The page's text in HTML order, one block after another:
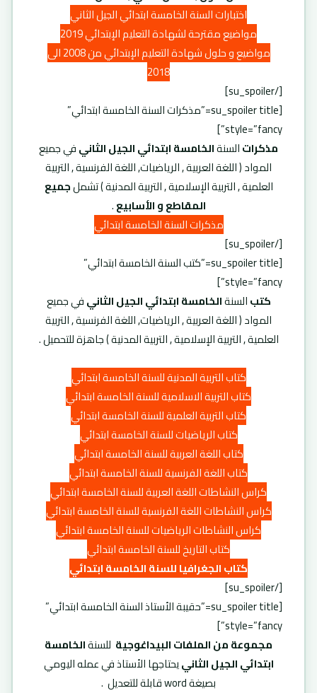
اختبارات السنة الخامسة ابتدائي الجيل الثاني
مواضيع مقترحة لشهادة التعليم الإبتدائي 2019
مواضيع و حلول شهادة التعليم الإبتدائي من 2008 الى
2018
[/su_spoiler]
[su_spoiler title=”مذكرات السنة الخامسة ابتدائي”
style=”fancy”]
مذكراتالسنةالخامسة ابتدائي الجيل الثانيفي جميع
المواد ( اللغة العربية , الرياضيات, اللغة الفرنسية , التربية
العلمية , التربية الإسلامية , التربية المدنية ) تشملجميع
المقاطع و الأسابيع.
مذكرات السنة الخامسة ابتدائي
[/su_spoiler]
[su_spoiler title=”كتب السنة الخامسة ابتدائي”
style=”fancy”]
كتبالسنةالخامسة ابتدائي الجيل الثانيفي جميع
المواد ( اللغة العربية , الرياضيات, اللغة الفرنسية , التربية
العلمية , التربية الإسلامية , التربية المدنية ) جاهزة للتحميل .
كتاب التربية المدنية للسنة الخامسة ابتدائي
كتاب التربية الاسلامية للسنة الخامسة ابتدائي
كتاب التربية العلمية للسنة الخامسة ابتدائي
كتاب الرياضيات للسنة الخامسة ابتدائي
كتاب اللغة العربية للسنة الخامسة ابتدائي
كتاب اللغة الفرنسية للسنة الخامسة ابتدائي
كراس النشاطات اللغة العربية للسنة الخامسة ابتدائي
كراس النشاطات اللغة الفرنسية للسنة الخامسة ابتدائي
كراس النشاطات الرياضيات للسنة الخامسة ابتدائي
كتاب التاريخ للسنة الخامسة ابتدائي
كتاب الجغرافيا للسنة الخامسة ابتدائي
[/su_spoiler]
[su_spoiler title=”حقيبة الأستاذ السنة الخامسة ابتدائي”
style=”fancy”]
مجموعة من الملفات البيداغوجية للسنةالخامسة
ابتدائي الجيل الثانييحتاجها الأستاذ في عمله اليومي
بصيغة word قابلة للتعديل .